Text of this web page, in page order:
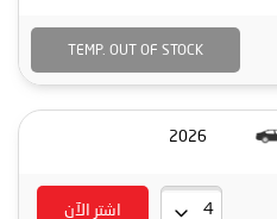
TEMP. OUT OF STOCK
2026
اشتر الآن